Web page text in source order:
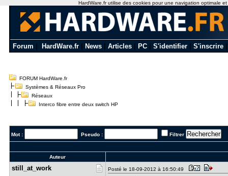
Forum HardWare.fr News Articles PC S'identifier S'inscrire
FORUM HardWare.fr
Systèmes & Réseaux Pro
Réseaux
Interco fibre entre deux switch HP
Mot : Pseudo : Filtrer
Auteur
still_at_w​ork Posté le 18-09-2012 à 16:50:49
HardWare.fr utilise des cookies pour une navigation optimale